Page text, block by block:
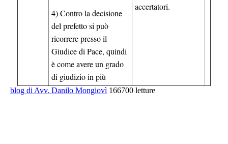
4) Contro la decisione
del prefetto si può
ricorrere presso il
Giudice di Pace, quindi
è come avere un grado
di giudizio in più
accertatori.
blog di Avv. Danilo Mongiovì 166700 letture